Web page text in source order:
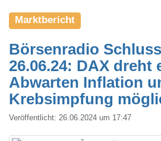
Marktbericht
Börsenradio
26.06.24: DAX dreht
Abwarten Inflation
Krebsimpfung
Veröffentlicht: 26.06.2024 um 17:47